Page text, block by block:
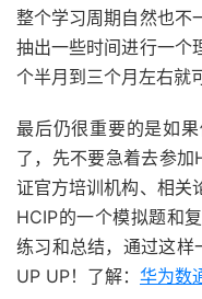
整个学习周期自然也不
抽出一些时间进行一个
个半月到三个月左右就
最后仍很重要的是如
了，先不要急着去参加
证官方培训机构、相关
HCIP的一个模拟题和
练习和总结，通过这样
UP UP！了解： 华为数